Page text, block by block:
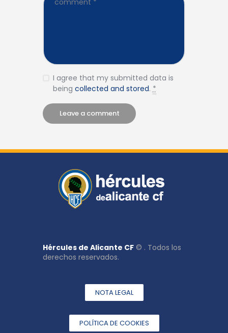
I agree that my submitted data is
being collected and stored.*
Hércules de Alicante CF © . Todos los
derechos reservados.
NOTA LEGAL
POLÍTICA DE COOKIES